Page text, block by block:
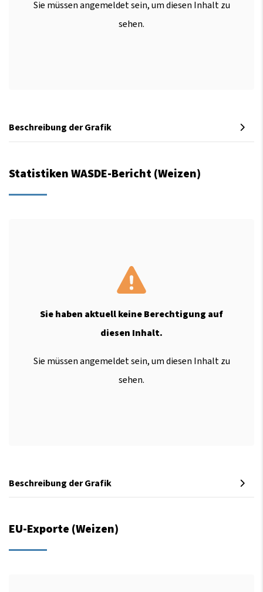
Sie müssen angemeldet sein, um diesen Inhalt zu
sehen.
Beschreibung der Grafik
Statistiken WASDE-Bericht (Weizen)
Sie haben aktuell keine Berechtigung auf
diesen Inhalt.
Sie müssen angemeldet sein, um diesen Inhalt zu
sehen.
Beschreibung der Grafik
EU-Exporte (Weizen)